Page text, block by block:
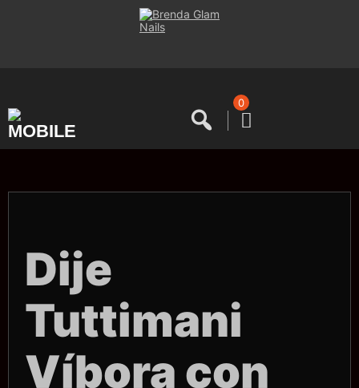
0
Dije
Tuttimani
Víbora con